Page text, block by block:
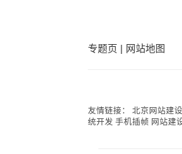
专题页 | 网站地图
友情链接： 北京网站建设
统开发 手机插帧 网站建